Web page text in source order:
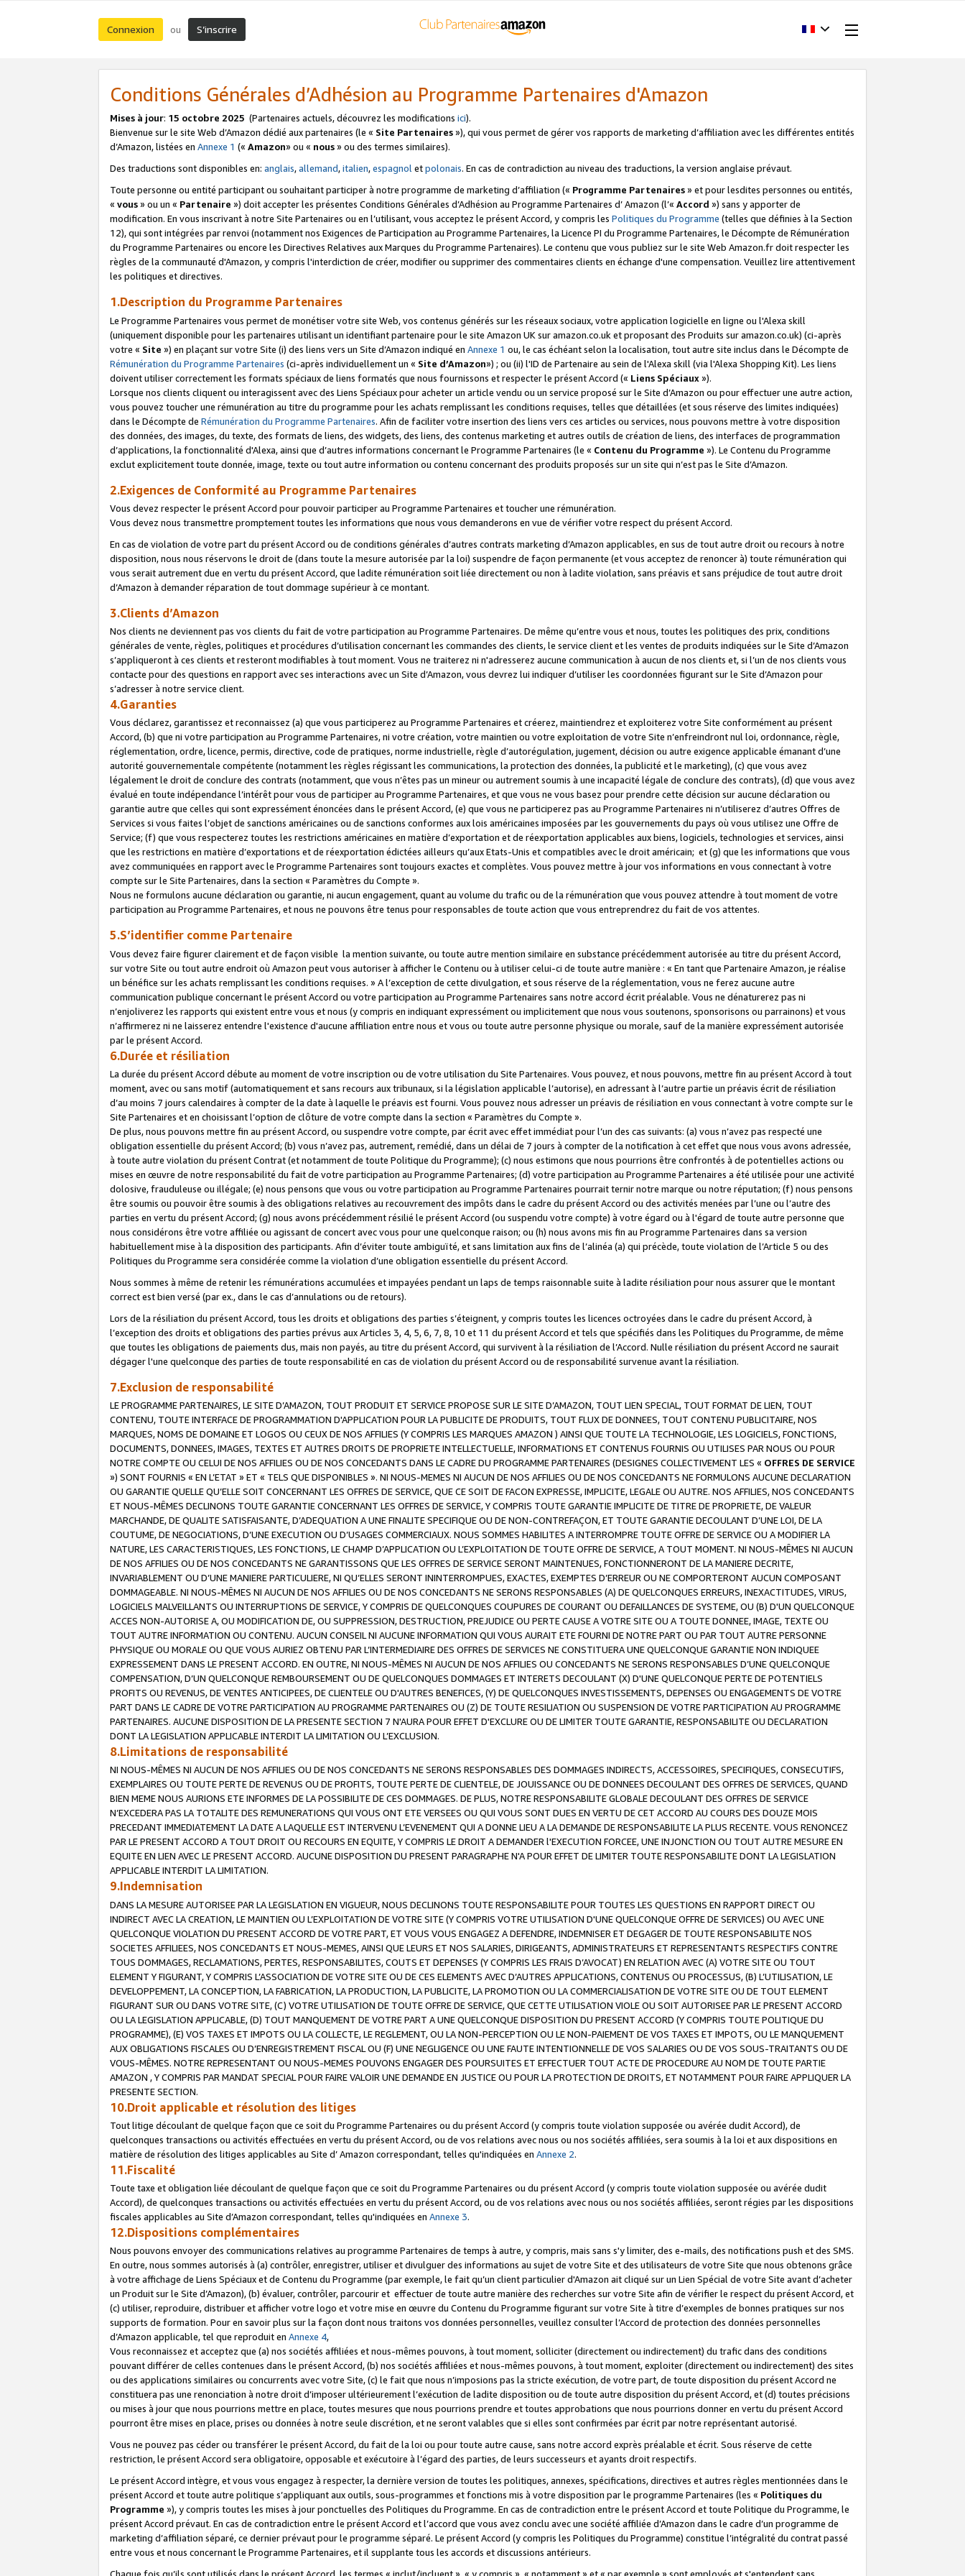
Connexion ou S’inscrire
Conditions Générales d’Adhésion au Programme Partenaires d'Amazon
Mises à jour: 15 octobre 2025 (Partenaires actuels, découvrez les modifications ici).
Bienvenue sur le site Web d’Amazon dédié aux partenaires (le « Site Partenaires»), qui vous permet de gérer vos rapports de marketing d’affiliation avec les différentes entités
d’Amazon, listées en Annexe 1 (« Amazon» ou « nous» ou des termes similaires).
Des traductions sont disponibles en: anglais,allemand,italien,espagnoletpolonais. En cas de contradiction au niveau des traductions, la version anglaise prévaut.
Toute personne ou entité participant ou souhaitant participer à notre programme de marketing d’affiliation (« Programme Partenaires» et pour lesdites personnes ou entités,
« vous» ou un « Partenaire ») doit accepter les présentes Conditions Générales d’Adhésion au Programme Partenaires d’ Amazon (l’« Accord ») sans y apporter de
modification. En vous inscrivant à notre Site Partenaires ou en l’utilisant, vous acceptez le présent Accord, y compris les Politiques du Programme (telles que définies à la Section
12), qui sont intégrées par renvoi (notamment nos Exigences de Participation au Programme Partenaires, la Licence PI du Programme Partenaires, le Décompte de Rémunération
du Programme Partenaires ou encore les Directives Relatives aux Marques du Programme Partenaires). Le contenu que vous publiez sur le site Web Amazon.fr doit respecter les
règles de la communauté d'Amazon, y compris l'interdiction de créer, modifier ou supprimer des commentaires clients en échange d'une compensation. Veuillez lire attentivement
les politiques et directives.
1.Description du Programme Partenaires
Le Programme Partenaires vous permet de monétiser votre site Web, vos contenus générés sur les réseaux sociaux, votre application logicielle en ligne ou l'Alexa skill
(uniquement disponible pour les partenaires utilisant un identifiant partenaire pour le site Amazon UK sur amazon.co.uk et proposant des Produits sur amazon.co.uk) (ci-après
votre « Site ») en plaçant sur votre Site (i) des liens vers un Site d’Amazon indiqué en Annexe 1 ou, le cas échéant selon la localisation, tout autre site inclus dans le Décompte de
Rémunération du Programme Partenaires (ci-après individuellement un « Site d’Amazon») ; ou (ii) l'ID de Partenaire au sein de l'Alexa skill (via l'Alexa Shopping Kit). Les liens
doivent utiliser correctement les formats spéciaux de liens formatés que nous fournissons et respecter le présent Accord (« Liens Spéciaux»).
Lorsque nos clients cliquent ou interagissent avec des Liens Spéciaux pour acheter un article vendu ou un service proposé sur le Site d’Amazon ou pour effectuer une autre action,
vous pouvez toucher une rémunération au titre du programme pour les achats remplissant les conditions requises, telles que détaillées (et sous réserve des limites indiquées)
dans le Décompte de Rémunération du Programme Partenaires. Afin de faciliter votre insertion des liens vers ces articles ou services, nous pouvons mettre à votre disposition
des données, des images, du texte, des formats de liens, des widgets, des liens, des contenus marketing et autres outils de création de liens, des interfaces de programmation
d’applications, la fonctionnalité d'Alexa, ainsi que d’autres informations concernant le Programme Partenaires (le « Contenu du Programme »). Le Contenu du Programme
exclut explicitement toute donnée, image, texte ou tout autre information ou contenu concernant des produits proposés sur un site qui n’est pas le Site d’Amazon.
2.Exigences de Conformité au Programme Partenaires
Vous devez respecter le présent Accord pour pouvoir participer au Programme Partenaires et toucher une rémunération.
Vous devez nous transmettre promptement toutes les informations que nous vous demanderons en vue de vérifier votre respect du présent Accord.
En cas de violation de votre part du présent Accord ou de conditions générales d’autres contrats marketing d’Amazon applicables, en sus de tout autre droit ou recours à notre
disposition, nous nous réservons le droit de (dans toute la mesure autorisée par la loi) suspendre de façon permanente (et vous acceptez de renoncer à) toute rémunération qui
vous serait autrement due en vertu du présent Accord, que ladite rémunération soit liée directement ou non à ladite violation, sans préavis et sans préjudice de tout autre droit
d’Amazon à demander réparation de tout dommage supérieur à ce montant.
3.Clients d’Amazon
Nos clients ne deviennent pas vos clients du fait de votre participation au Programme Partenaires. De même qu’entre vous et nous, toutes les politiques des prix, conditions
générales de vente, règles, politiques et procédures d’utilisation concernant les commandes des clients, le service client et les ventes de produits indiquées sur le Site d’Amazon
s’appliqueront à ces clients et resteront modifiables à tout moment. Vous ne traiterez ni n'adresserez aucune communication à aucun de nos clients et, si l’un de nos clients vous
contacte pour des questions en rapport avec ses interactions avec un Site d’Amazon, vous devrez lui indiquer d’utiliser les coordonnées figurant sur le Site d’Amazon pour
s’adresser à notre service client.
4.Garanties
Vous déclarez, garantissez et reconnaissez (a) que vous participerez au Programme Partenaires et créerez, maintiendrez et exploiterez votre Site conformément au présent
Accord, (b) que ni votre participation au Programme Partenaires, ni votre création, votre maintien ou votre exploitation de votre Site n’enfreindront nul loi, ordonnance, règle,
réglementation, ordre, licence, permis, directive, code de pratiques, norme industrielle, règle d’autorégulation, jugement, décision ou autre exigence applicable émanant d’une
autorité gouvernementale compétente (notamment les règles régissant les communications, la protection des données, la publicité et le marketing), (c) que vous avez
légalement le droit de conclure des contrats (notamment, que vous n’êtes pas un mineur ou autrement soumis à une incapacité légale de conclure des contrats), (d) que vous avez
évalué en toute indépendance l’intérêt pour vous de participer au Programme Partenaires, et que vous ne vous basez pour prendre cette décision sur aucune déclaration ou
garantie autre que celles qui sont expressément énoncées dans le présent Accord, (e) que vous ne participerez pas au Programme Partenaires ni n’utiliserez d’autres Offres de
Services si vous faites l’objet de sanctions américaines ou de sanctions conformes aux lois américaines imposées par les gouvernements du pays où vous utilisez une Offre de
Service; (f) que vous respecterez toutes les restrictions américaines en matière d’exportation et de réexportation applicables aux biens, logiciels, technologies et services, ainsi
que les restrictions en matière d’exportations et de réexportation édictées ailleurs qu’aux Etats-Unis et compatibles avec le droit américain; et (g) que les informations que vous
avez communiquées en rapport avec le Programme Partenaires sont toujours exactes et complètes. Vous pouvez mettre à jour vos informations en vous connectant à votre
compte sur le Site Partenaires, dans la section « Paramètres du Compte ».
Nous ne formulons aucune déclaration ou garantie, ni aucun engagement, quant au volume du trafic ou de la rémunération que vous pouvez attendre à tout moment de votre
participation au Programme Partenaires, et nous ne pouvons être tenus pour responsables de toute action que vous entreprendrez du fait de vos attentes.
5.S’identifier comme Partenaire
Vous devez faire figurer clairement et de façon visible la mention suivante, ou toute autre mention similaire en substance précédemment autorisée au titre du présent Accord,
sur votre Site ou tout autre endroit où Amazon peut vous autoriser à afficher le Contenu ou à utiliser celui-ci de toute autre manière : « En tant que Partenaire Amazon, je réalise
un bénéfice sur les achats remplissant les conditions requises. » A l’exception de cette divulgation, et sous réserve de la réglementation, vous ne ferez aucune autre
communication publique concernant le présent Accord ou votre participation au Programme Partenaires sans notre accord écrit préalable. Vous ne dénaturerez pas ni
n’enjoliverez les rapports qui existent entre vous et nous (y compris en indiquant expressément ou implicitement que nous vous soutenons, sponsorisons ou parrainons) et vous
n’affirmerez ni ne laisserez entendre l'existence d'aucune affiliation entre nous et vous ou toute autre personne physique ou morale, sauf de la manière expressément autorisée
par le présent Accord.
6.Durée et résiliation
La durée du présent Accord débute au moment de votre inscription ou de votre utilisation du Site Partenaires. Vous pouvez, et nous pouvons, mettre fin au présent Accord à tout
moment, avec ou sans motif (automatiquement et sans recours aux tribunaux, si la législation applicable l’autorise), en adressant à l’autre partie un préavis écrit de résiliation
d’au moins 7 jours calendaires à compter de la date à laquelle le préavis est fourni. Vous pouvez nous adresser un préavis de résiliation en vous connectant à votre compte sur le
Site Partenaires et en choisissant l’option de clôture de votre compte dans la section « Paramètres du Compte ».
De plus, nous pouvons mettre fin au présent Accord, ou suspendre votre compte, par écrit avec effet immédiat pour l’un des cas suivants: (a) vous n’avez pas respecté une
obligation essentielle du présent Accord; (b) vous n’avez pas, autrement, remédié, dans un délai de 7 jours à compter de la notification à cet effet que nous vous avons adressée,
à toute autre violation du présent Contrat (et notamment de toute Politique du Programme); (c) nous estimons que nous pourrions être confrontés à de potentielles actions ou
mises en œuvre de notre responsabilité du fait de votre participation au Programme Partenaires; (d) votre participation au Programme Partenaires a été utilisée pour une activité
dolosive, frauduleuse ou illégale; (e) nous pensons que vous ou votre participation au Programme Partenaires pourrait ternir notre marque ou notre réputation; (f) nous pensons
être soumis ou pouvoir être soumis à des obligations relatives au recouvrement des impôts dans le cadre du présent Accord ou des activités menées par l’une ou l’autre des
parties en vertu du présent Accord; (g) nous avons précédemment résilié le présent Accord (ou suspendu votre compte) à votre égard ou à l'égard de toute autre personne que
nous considérons être votre affiliée ou agissant de concert avec vous pour une quelconque raison; ou (h) nous avons mis fin au Programme Partenaires dans sa version
habituellement mise à la disposition des participants. Afin d’éviter toute ambiguïté, et sans limitation aux fins de l’alinéa (a) qui précède, toute violation de l’Article 5 ou des
Politiques du Programme sera considérée comme la violation d’une obligation essentielle du présent Accord.
Nous sommes à même de retenir les rémunérations accumulées et impayées pendant un laps de temps raisonnable suite à ladite résiliation pour nous assurer que le montant
correct est bien versé (par ex., dans le cas d’annulations ou de retours).
Lors de la résiliation du présent Accord, tous les droits et obligations des parties s’éteignent, y compris toutes les licences octroyées dans le cadre du présent Accord, à
l’exception des droits et obligations des parties prévus aux Articles 3, 4, 5, 6, 7, 8, 10 et 11 du présent Accord et tels que spécifiés dans les Politiques du Programme, de même
que toutes les obligations de paiements dus, mais non payés, au titre du présent Accord, qui survivent à la résiliation de l’Accord. Nulle résiliation du présent Accord ne saurait
dégager l'une quelconque des parties de toute responsabilité en cas de violation du présent Accord ou de responsabilité survenue avant la résiliation.
7.Exclusion de responsabilité
LE PROGRAMME PARTENAIRES, LE SITE D’AMAZON, TOUT PRODUIT ET SERVICE PROPOSE SUR LE SITE D’AMAZON, TOUT LIEN SPECIAL, TOUT FORMAT DE LIEN, TOUT
CONTENU, TOUTE INTERFACE DE PROGRAMMATION D'APPLICATION POUR LA PUBLICITE DE PRODUITS, TOUT FLUX DE DONNEES, TOUT CONTENU PUBLICITAIRE, NOS
MARQUES, NOMS DE DOMAINE ET LOGOS OU CEUX DE NOS AFFILIES (Y COMPRIS LES MARQUES AMAZON ) AINSI QUE TOUTE LA TECHNOLOGIE, LES LOGICIELS, FONCTIONS,
DOCUMENTS, DONNEES, IMAGES, TEXTES ET AUTRES DROITS DE PROPRIETE INTELLECTUELLE, INFORMATIONS ET CONTENUS FOURNIS OU UTILISES PAR NOUS OU POUR
NOTRE COMPTE OU CELUI DE NOS AFFILIES OU DE NOS CONCEDANTS DANS LE CADRE DU PROGRAMME PARTENAIRES (DESIGNES COLLECTIVEMENT LES « OFFRES DE SERVICE
») SONT FOURNIS « EN L’ETAT » ET « TELS QUE DISPONIBLES ». NI NOUS-MEMES NI AUCUN DE NOS AFFILIES OU DE NOS CONCEDANTS NE FORMULONS AUCUNE DECLARATION
OU GARANTIE QUELLE QU’ELLE SOIT CONCERNANT LES OFFRES DE SERVICE, QUE CE SOIT DE FACON EXPRESSE, IMPLICITE, LEGALE OU AUTRE. NOS AFFILIES, NOS CONCEDANTS
ET NOUS-MÊMES DECLINONS TOUTE GARANTIE CONCERNANT LES OFFRES DE SERVICE, Y COMPRIS TOUTE GARANTIE IMPLICITE DE TITRE DE PROPRIETE, DE VALEUR
MARCHANDE, DE QUALITE SATISFAISANTE, D’ADEQUATION A UNE FINALITE SPECIFIQUE OU DE NON-CONTREFAÇON, ET TOUTE GARANTIE DECOULANT D’UNE LOI, DE LA
COUTUME, DE NEGOCIATIONS, D’UNE EXECUTION OU D’USAGES COMMERCIAUX. NOUS SOMMES HABILITES A INTERROMPRE TOUTE OFFRE DE SERVICE OU A MODIFIER LA
NATURE, LES CARACTERISTIQUES, LES FONCTIONS, LE CHAMP D’APPLICATION OU L’EXPLOITATION DE TOUTE OFFRE DE SERVICE, A TOUT MOMENT. NI NOUS-MÊMES NI AUCUN
DE NOS AFFILIES OU DE NOS CONCEDANTS NE GARANTISSONS QUE LES OFFRES DE SERVICE SERONT MAINTENUES, FONCTIONNERONT DE LA MANIERE DECRITE,
INVARIABLEMENT OU D’UNE MANIERE PARTICULIERE, NI QU’ELLES SERONT ININTERROMPUES, EXACTES, EXEMPTES D’ERREUR OU NE COMPORTERONT AUCUN COMPOSANT
DOMMAGEABLE. NI NOUS-MÊMES NI AUCUN DE NOS AFFILIES OU DE NOS CONCEDANTS NE SERONS RESPONSABLES (A) DE QUELCONQUES ERREURS, INEXACTITUDES, VIRUS,
LOGICIELS MALVEILLANTS OU INTERRUPTIONS DE SERVICE, Y COMPRIS DE QUELCONQUES COUPURES DE COURANT OU DEFAILLANCES DE SYSTEME, OU (B) D'UN QUELCONQUE
ACCES NON-AUTORISE A, OU MODIFICATION DE, OU SUPPRESSION, DESTRUCTION, PREJUDICE OU PERTE CAUSE A VOTRE SITE OU A TOUTE DONNEE, IMAGE, TEXTE OU
TOUT AUTRE INFORMATION OU CONTENU. AUCUN CONSEIL NI AUCUNE INFORMATION QUI VOUS AURAIT ETE FOURNI DE NOTRE PART OU PAR TOUT AUTRE PERSONNE
PHYSIQUE OU MORALE OU QUE VOUS AURIEZ OBTENU PAR L’INTERMEDIAIRE DES OFFRES DE SERVICES NE CONSTITUERA UNE QUELCONQUE GARANTIE NON INDIQUEE
EXPRESSEMENT DANS LE PRESENT ACCORD. EN OUTRE, NI NOUS-MÊMES NI AUCUN DE NOS AFFILIES OU CONCEDANTS NE SERONS RESPONSABLES D’UNE QUELCONQUE
COMPENSATION, D’UN QUELCONQUE REMBOURSEMENT OU DE QUELCONQUES DOMMAGES ET INTERETS DECOULANT (X) D'UNE QUELCONQUE PERTE DE POTENTIELS
PROFITS OU REVENUS, DE VENTES ANTICIPEES, DE CLIENTELE OU D'AUTRES BENEFICES, (Y) DE QUELCONQUES INVESTISSEMENTS, DEPENSES OU ENGAGEMENTS DE VOTRE
PART DANS LE CADRE DE VOTRE PARTICIPATION AU PROGRAMME PARTENAIRES OU (Z) DE TOUTE RESILIATION OU SUSPENSION DE VOTRE PARTICIPATION AU PROGRAMME
PARTENAIRES. AUCUNE DISPOSITION DE LA PRESENTE SECTION 7 N'AURA POUR EFFET D'EXCLURE OU DE LIMITER TOUTE GARANTIE, RESPONSABILITE OU DECLARATION
DONT LA LEGISLATION APPLICABLE INTERDIT LA LIMITATION OU L’EXCLUSION.
8.Limitations de responsabilité
NI NOUS-MÊMES NI AUCUN DE NOS AFFILIES OU DE NOS CONCEDANTS NE SERONS RESPONSABLES DES DOMMAGES INDIRECTS, ACCESSOIRES, SPECIFIQUES, CONSECUTIFS,
EXEMPLAIRES OU TOUTE PERTE DE REVENUS OU DE PROFITS, TOUTE PERTE DE CLIENTELE, DE JOUISSANCE OU DE DONNEES DECOULANT DES OFFRES DE SERVICES, QUAND
BIEN MEME NOUS AURIONS ETE INFORMES DE LA POSSIBILITE DE CES DOMMAGES. DE PLUS, NOTRE RESPONSABILITE GLOBALE DECOULANT DES OFFRES DE SERVICE
N’EXCEDERA PAS LA TOTALITE DES REMUNERATIONS QUI VOUS ONT ETE VERSEES OU QUI VOUS SONT DUES EN VERTU DE CET ACCORD AU COURS DES DOUZE MOIS
PRECEDANT IMMEDIATEMENT LA DATE A LAQUELLE EST INTERVENU L’EVENEMENT QUI A DONNE LIEU A LA DEMANDE DE RESPONSABILITE LA PLUS RECENTE. VOUS RENONCEZ
PAR LE PRESENT ACCORD A TOUT DROIT OU RECOURS EN EQUITE, Y COMPRIS LE DROIT A DEMANDER l'EXECUTION FORCEE, UNE INJONCTION OU TOUT AUTRE MESURE EN
EQUITE EN LIEN AVEC LE PRESENT ACCORD. AUCUNE DISPOSITION DU PRESENT PARAGRAPHE N'A POUR EFFET DE LIMITER TOUTE RESPONSABILITE DONT LA LEGISLATION
APPLICABLE INTERDIT LA LIMITATION.
9.Indemnisation
DANS LA MESURE AUTORISEE PAR LA LEGISLATION EN VIGUEUR, NOUS DECLINONS TOUTE RESPONSABILITE POUR TOUTES LES QUESTIONS EN RAPPORT DIRECT OU
INDIRECT AVEC LA CREATION, LE MAINTIEN OU L’EXPLOITATION DE VOTRE SITE (Y COMPRIS VOTRE UTILISATION D'UNE QUELCONQUE OFFRE DE SERVICES) OU AVEC UNE
QUELCONQUE VIOLATION DU PRESENT ACCORD DE VOTRE PART, ET VOUS VOUS ENGAGEZ A DEFENDRE, INDEMNISER ET DEGAGER DE TOUTE RESPONSABILITE NOS
SOCIETES AFFILIEES, NOS CONCEDANTS ET NOUS-MEMES, AINSI QUE LEURS ET NOS SALARIES, DIRIGEANTS, ADMINISTRATEURS ET REPRESENTANTS RESPECTIFS CONTRE
TOUS DOMMAGES, RECLAMATIONS, PERTES, RESPONSABILITES, COUTS ET DEPENSES (Y COMPRIS LES FRAIS D’AVOCAT) EN RELATION AVEC (A) VOTRE SITE OU TOUT
ELEMENT Y FIGURANT, Y COMPRIS L’ASSOCIATION DE VOTRE SITE OU DE CES ELEMENTS AVEC D’AUTRES APPLICATIONS, CONTENUS OU PROCESSUS, (B) L’UTILISATION, LE
DEVELOPPEMENT, LA CONCEPTION, LA FABRICATION, LA PRODUCTION, LA PUBLICITE, LA PROMOTION OU LA COMMERCIALISATION DE VOTRE SITE OU DE TOUT ELEMENT
FIGURANT SUR OU DANS VOTRE SITE, (C) VOTRE UTILISATION DE TOUTE OFFRE DE SERVICE, QUE CETTE UTILISATION VIOLE OU SOIT AUTORISEE PAR LE PRESENT ACCORD
OU LA LEGISLATION APPLICABLE, (D) TOUT MANQUEMENT DE VOTRE PART A UNE QUELCONQUE DISPOSITION DU PRESENT ACCORD (Y COMPRIS TOUTE POLITIQUE DU
PROGRAMME), (E) VOS TAXES ET IMPOTS OU LA COLLECTE, LE REGLEMENT, OU LA NON-PERCEPTION OU LE NON-PAIEMENT DE VOS TAXES ET IMPOTS, OU LE MANQUEMENT
AUX OBLIGATIONS FISCALES OU D’ENREGISTREMENT FISCAL OU (F) UNE NEGLIGENCE OU UNE FAUTE INTENTIONNELLE DE VOS SALARIES OU DE VOS SOUS-TRAITANTS OU DE
VOUS-MÊMES. NOTRE REPRESENTANT OU NOUS-MEMES POUVONS ENGAGER DES POURSUITES ET EFFECTUER TOUT ACTE DE PROCEDURE AU NOM DE TOUTE PARTIE
AMAZON , Y COMPRIS PAR MANDAT SPECIAL POUR FAIRE VALOIR UNE DEMANDE EN JUSTICE OU POUR LA PROTECTION DE DROITS, ET NOTAMMENT POUR FAIRE APPLIQUER LA
PRESENTE SECTION.
10.Droit applicable et résolution des litiges
Tout litige découlant de quelque façon que ce soit du Programme Partenaires ou du présent Accord (y compris toute violation supposée ou avérée dudit Accord), de
quelconques transactions ou activités effectuées en vertu du présent Accord, ou de vos relations avec nous ou nos sociétés affiliées, sera soumis à la loi et aux dispositions en
matière de résolution des litiges applicables au Site d’ Amazon correspondant, telles qu'indiquées en Annexe 2.
11.Fiscalité
Toute taxe et obligation liée découlant de quelque façon que ce soit du Programme Partenaires ou du présent Accord (y compris toute violation supposée ou avérée dudit
Accord), de quelconques transactions ou activités effectuées en vertu du présent Accord, ou de vos relations avec nous ou nos sociétés affiliées, seront régies par les dispositions
fiscales applicables au Site d’Amazon correspondant, telles qu'indiquées en Annexe 3.
12.Dispositions complémentaires
Nous pouvons envoyer des communications relatives au programme Partenaires de temps à autre, y compris, mais sans s'y limiter, des e-mails, des notifications push et des SMS.
En outre, nous sommes autorisés à (a) contrôler, enregistrer, utiliser et divulguer des informations au sujet de votre Site et des utilisateurs de votre Site que nous obtenons grâce
à votre affichage de Liens Spéciaux et de Contenu du Programme (par exemple, le fait qu’un client particulier d'Amazon ait cliqué sur un Lien Spécial de votre Site avant d’acheter
un Produit sur le Site d’Amazon), (b) évaluer, contrôler, parcourir et effectuer de toute autre manière des recherches sur votre Site afin de vérifier le respect du présent Accord, et
(c) utiliser, reproduire, distribuer et afficher votre logo et votre mise en œuvre du Contenu du Programme figurant sur votre Site à titre d’exemples de bonnes pratiques sur nos
supports de formation. Pour en savoir plus sur la façon dont nous traitons vos données personnelles, veuillez consulter l’Accord de protection des données personnelles
d’Amazon applicable, tel que reproduit en Annexe 4,
Vous reconnaissez et acceptez que (a) nos sociétés affiliées et nous-mêmes pouvons, à tout moment, solliciter (directement ou indirectement) du trafic dans des conditions
pouvant différer de celles contenues dans le présent Accord, (b) nos sociétés affiliées et nous-mêmes pouvons, à tout moment, exploiter (directement ou indirectement) des sites
ou des applications similaires ou concurrents avec votre Site, (c) le fait que nous n’imposions pas la stricte exécution, de votre part, de toute disposition du présent Accord ne
constituera pas une renonciation à notre droit d’imposer ultérieurement l’exécution de ladite disposition ou de toute autre disposition du présent Accord, et (d) toutes précisions
ou mises à jour que nous pourrions mettre en place, toutes mesures que nous pourrions prendre et toutes approbations que nous pourrions donner en vertu du présent Accord
pourront être mises en place, prises ou données à notre seule discrétion, et ne seront valables que si elles sont confirmées par écrit par notre représentant autorisé.
Vous ne pouvez pas céder ou transférer le présent Accord, du fait de la loi ou pour toute autre cause, sans notre accord exprès préalable et écrit. Sous réserve de cette
restriction, le présent Accord sera obligatoire, opposable et exécutoire à l’égard des parties, de leurs successeurs et ayants droit respectifs.
Le présent Accord intègre, et vous vous engagez à respecter, la dernière version de toutes les politiques, annexes, spécifications, directives et autres règles mentionnées dans le
présent Accord et toute autre politique s’appliquant aux outils, sous-programmes et fonctions mis à votre disposition par le programme Partenaires (les « Politiques du
Programme »), y compris toutes les mises à jour ponctuelles des Politiques du Programme. En cas de contradiction entre le présent Accord et toute Politique du Programme, le
présent Accord prévaut. En cas de contradiction entre le présent Accord et l’accord que vous avez conclu avec une société affiliée d’Amazon dans le cadre d’un programme de
marketing d’affiliation séparé, ce dernier prévaut pour le programme séparé. Le présent Accord (y compris les Politiques du Programme) constitue l’intégralité du contrat passé
entre vous et nous concernant le Programme Partenaires, et il supplante tous les accords et discussions antérieurs.